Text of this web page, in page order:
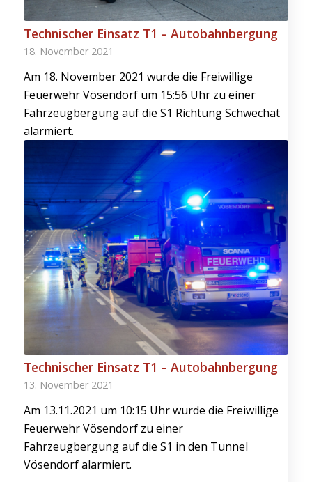
Technischer Einsatz T1 – Autobahnbergung
18. November 2021
Am 18. November 2021 wurde die Freiwillige
Feuerwehr Vösendorf um 15:56 Uhr zu einer
Fahrzeugbergung auf die S1 Richtung Schwechat
alarmiert.
Technischer Einsatz T1 – Autobahnbergung
13. November 2021
Am 13.11.2021 um 10:15 Uhr wurde die Freiwillige
Feuerwehr Vösendorf zu einer
Fahrzeugbergung auf die S1 in den Tunnel
Vösendorf alarmiert.